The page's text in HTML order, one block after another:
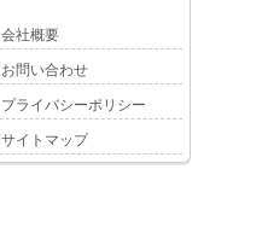
会社概要
お問い合わせ
プライバシーポリシー
サイトマップ